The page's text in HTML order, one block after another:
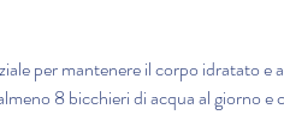
per mantenere il corpo idratato e
8 bicchieri di acqua al giorno e